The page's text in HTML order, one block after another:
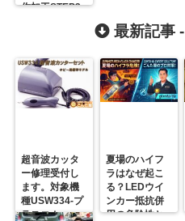
作加工STEP3
最新記事 -
超音波カッタ
ー修理受付し
ます。対象機
種USW334-プ
ラスコム-
夏場のハイフ
ラはなぜ起こ
る？LEDウイ
ンカー抵抗併
用の危険性と